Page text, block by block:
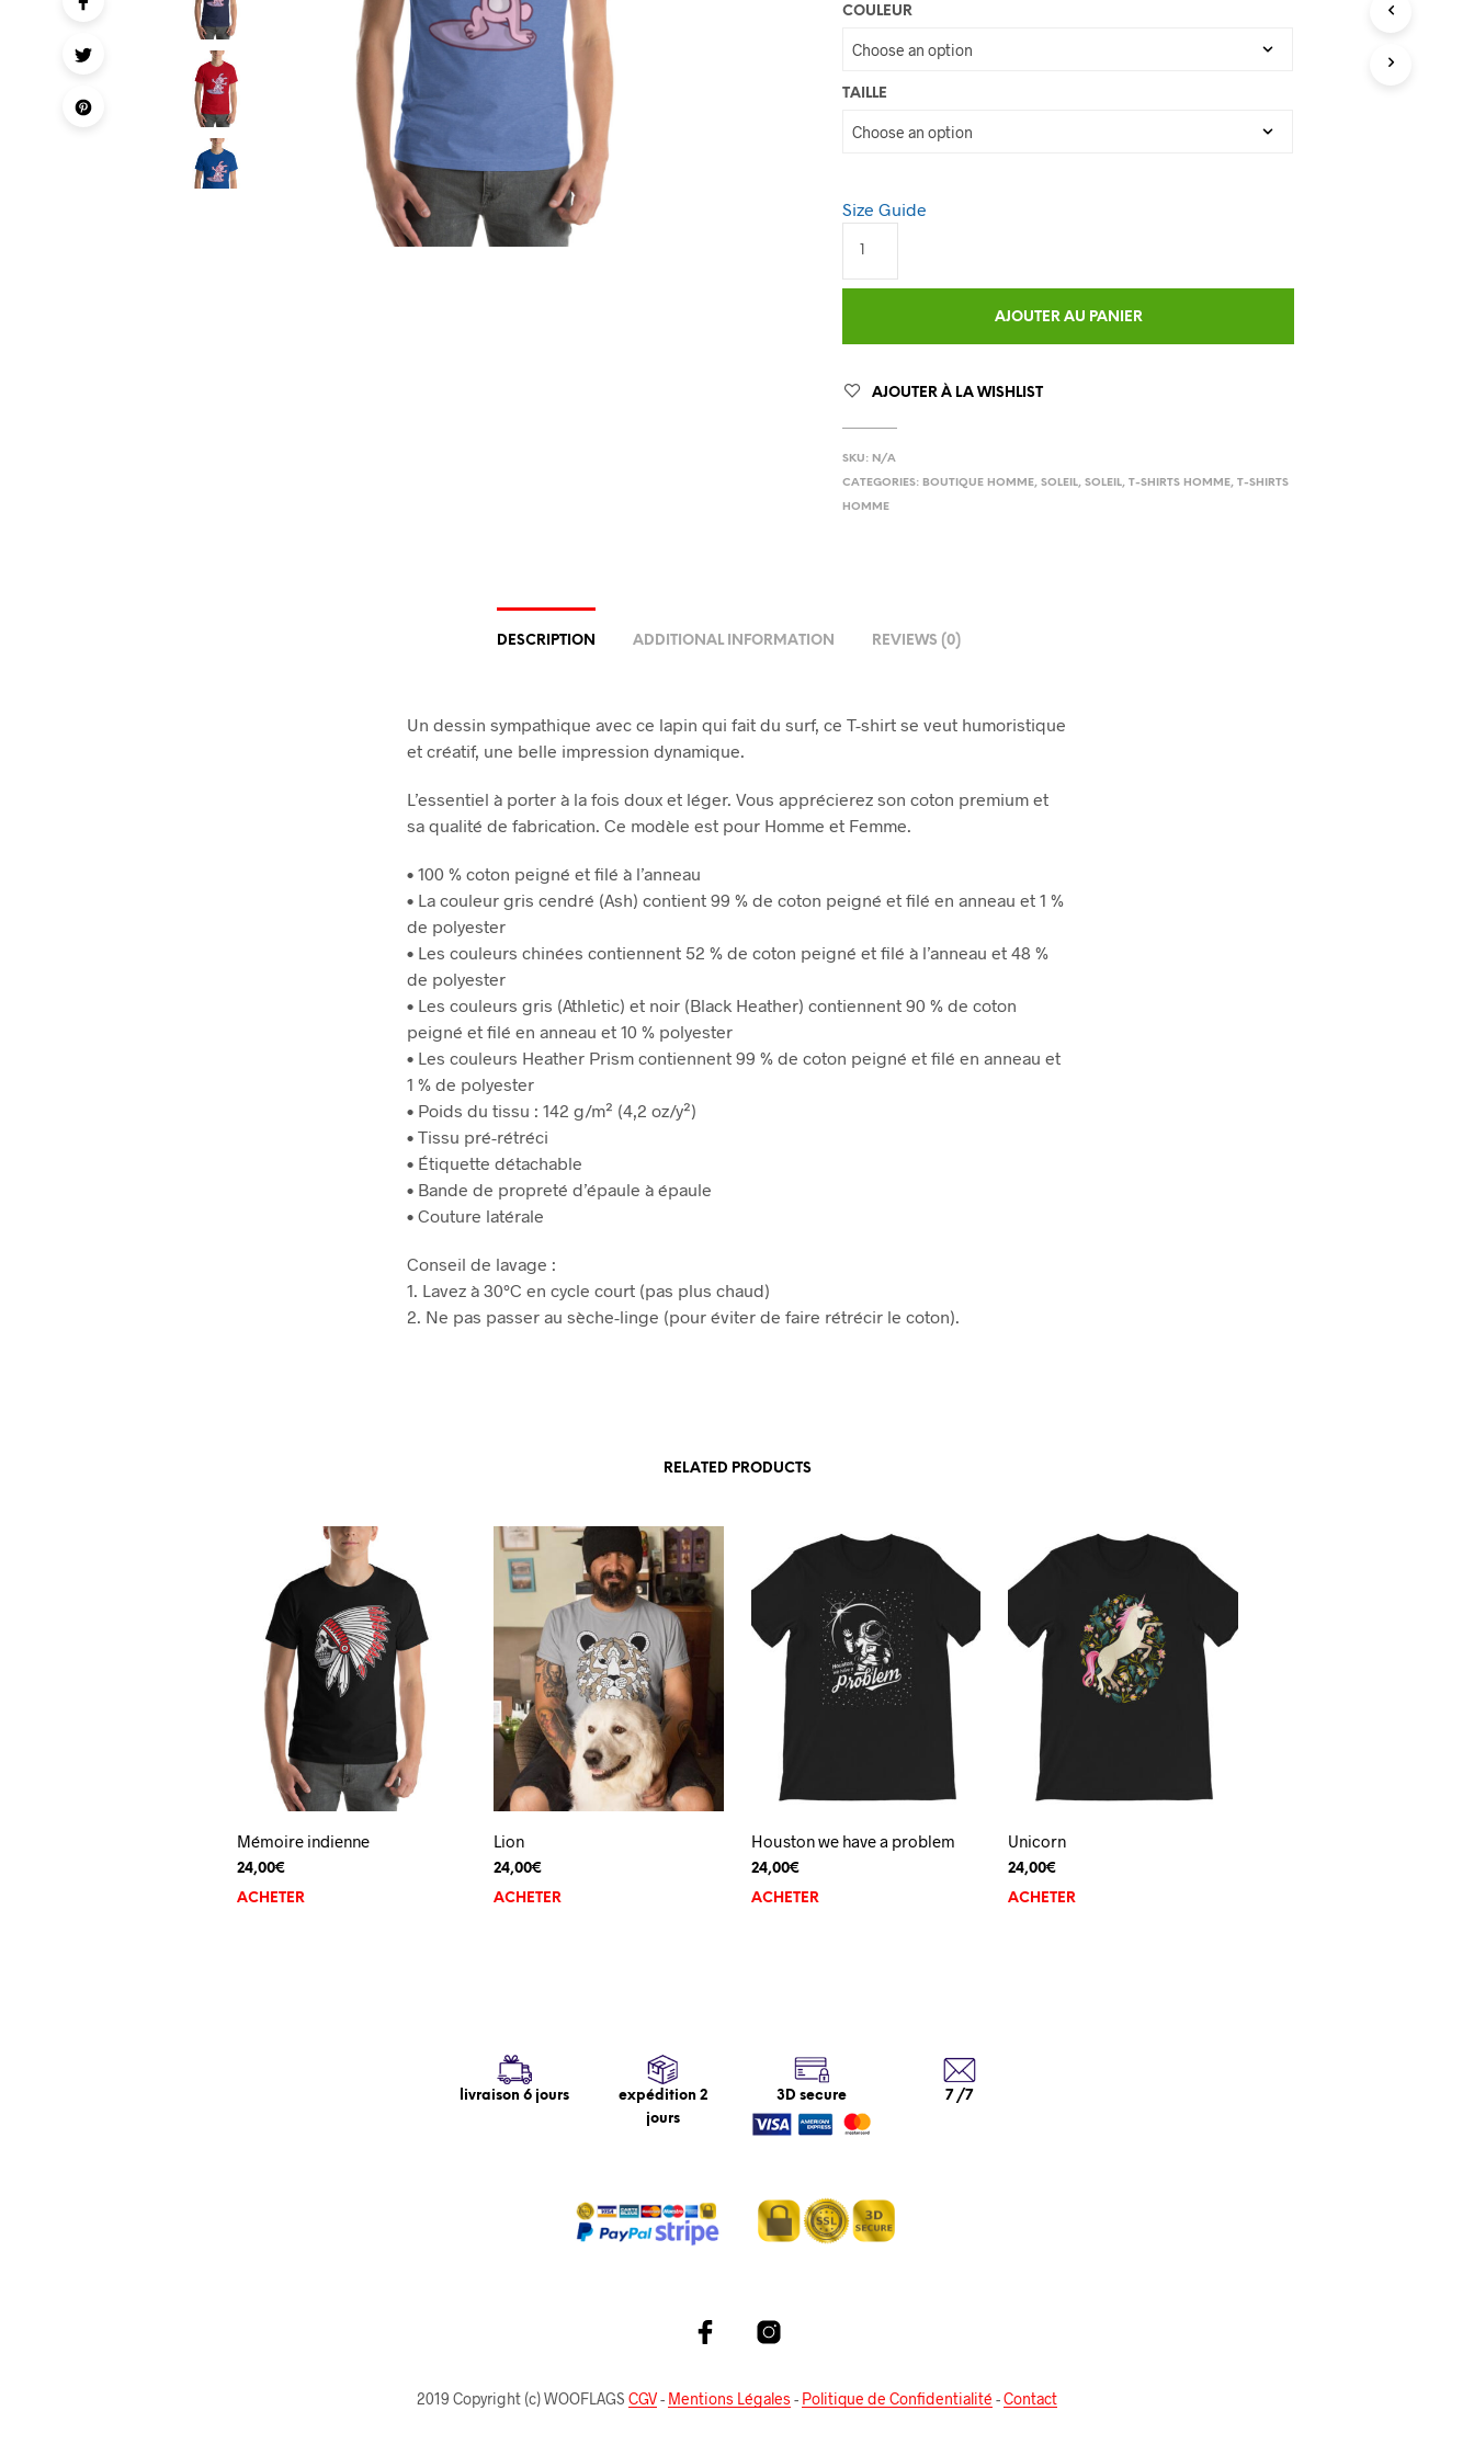
COULEUR
TAILLE
Size Guide
AJOUTER AU PANIER
AJOUTER À LA WISHLIST
SKU: N/A
CATEGORIES: BOUTIQUE HOMME,SOLEIL,SOLEIL,T-SHIRTS HOMME,T-SHIRTS
HOMME
DESCRIPTION ADDITIONAL INFORMATION REVIEWS (0)
Un dessin sympathique avec ce lapin qui fait du surf, ce T-shirt se veut humoristique
et créatif, une belle impression dynamique.
L’essentiel à porter à la fois doux et léger. Vous apprécierez son coton premium et
sa qualité de fabrication. Ce modèle est pour Homme et Femme.
• 100 % coton peigné et filé à l’anneau
• La couleur gris cendré (Ash) contient 99 % de coton peigné et filé en anneau et 1 %
de polyester
• Les couleurs chinées contiennent 52 % de coton peigné et filé à l’anneau et 48 %
de polyester
• Les couleurs gris (Athletic) et noir (Black Heather) contiennent 90 % de coton
peigné et filé en anneau et 10 % polyester
• Les couleurs Heather Prism contiennent 99 % de coton peigné et filé en anneau et
1 % de polyester
• Poids du tissu : 142 g/m² (4,2 oz/y²)
• Tissu pré-rétréci
• Étiquette détachable
• Bande de propreté d’épaule à épaule
• Couture latérale
Conseil de lavage :
1. Lavez à 30°C en cycle court (pas plus chaud)
2. Ne pas passer au sèche-linge (pour éviter de faire rétrécir le coton).
RELATED PRODUCTS
Mémoire indienne
24,00€
ACHETER
Lion
24,00€
ACHETER
Houston we have a problem
24,00€
ACHETER
Unicorn
24,00€
ACHETER
livraison 6 jours
expédition 2
jours
3D secure 7 /7
2019 Copyright (c) WOOFLAGS CGV- Mentions Légales- Politique de Confidentialité -Contact